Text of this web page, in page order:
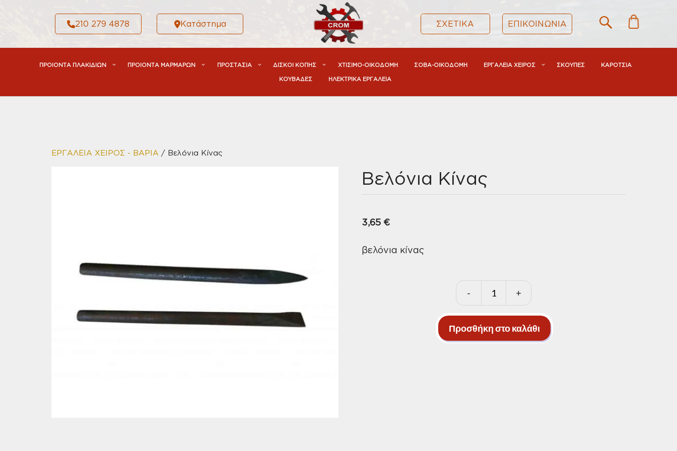
περιεχόμενο
210 279 4878 Κατάστημα ΣΧΕΤΙΚΑ ΕΠΙΚΟΙΝΩΝΙΑ
ΠΡΟΙΟΝΤΑ ΠΛΑΚΙΔΙΩΝ ΠΡΟΙΟΝΤΑ ΜΑΡΜΑΡΩΝ ΠΡΟΣΤΑΣΙΑ ΔΙΣΚΟΙ ΚΟΠΗΣ ΧΤΙΣΙΜΟ-ΟΙΚΟΔΟΜΗ ΣΟΒΑ-ΟΙΚΟΔΟΜΗ ΕΡΓΑΛΕΙΑ ΧΕΙΡΟΣ ΣΚΟΥΠΕΣ ΚΑΡΟΤΣΙΑ
ΚΟΥΒΑΔΕΣ ΗΛΕΚΤΡΙΚΑ ΕΡΓΑΛΕΙΑ
ΕΡΓΑΛΕΙΑ ΧΕΙΡΟΣ - ΒΑΡΙΑ / Βελόνια Κίνας
Βελόνια Κίνας
3,65 €
βελόνια κίνας
-
Βελόνια
Κίνας
ποσότητα
+
Προσθήκη στο καλάθι